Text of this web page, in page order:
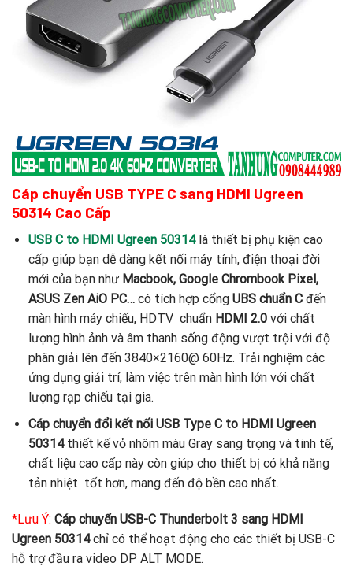
Cáp chuyển USB TYPE C sang HDMI Ugreen
50314 Cao Cấp
USB C to HDMI Ugreen 50314là thiết bị phụ kiện cao
cấp giúp bạn dễ dàng kết nối máy tính, điện thoại đời
mới của bạn như Macbook, Google Chrombook Pixel,
ASUS Zen AiO PC… có tích hợp cổng UBS chuẩn Cđến
màn hình máy chiếu, HDTV chuẩn HDMI 2.0 với chất
lượng hình ảnh và âm thanh sống động vượt trội với độ
phân giải lên đến 3840×2160@ 60Hz. Trải nghiệm các
ứng dụng giải trí, làm việc trên màn hình lớn với chất
lượng rạp chiếu tại gia.
Cáp chuyển đổi kết nối USB Type C to HDMI Ugreen
50314thiết kế vỏ nhôm màu Gray sang trọng và tinh tế,
chất liệu cao cấp này còn giúp cho thiết bị có khả năng
tản nhiệt tốt hơn, mang đến độ bền cao nhất.
*Lưu Ý: Cáp chuyển USB-C Thunderbolt 3 sang HDMI
Ugreen 50314chỉ có thể hoạt động cho các thiết bị USB-C
hỗ trợ đầu ra video DP ALT MODE.